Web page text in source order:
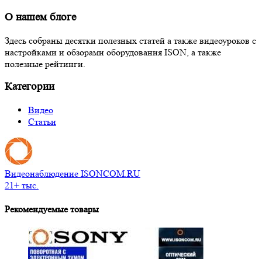
О нашем блоге
Здесь собраны десятки полезных статей а также видеоуроков с
настройками и обзорами оборудования ISON, а также
полезные рейтинги.
Категории
Видео
Статьи
Видеонаблюдение ISONCOM.RU
21+ тыс.
Рекомендуемые товары